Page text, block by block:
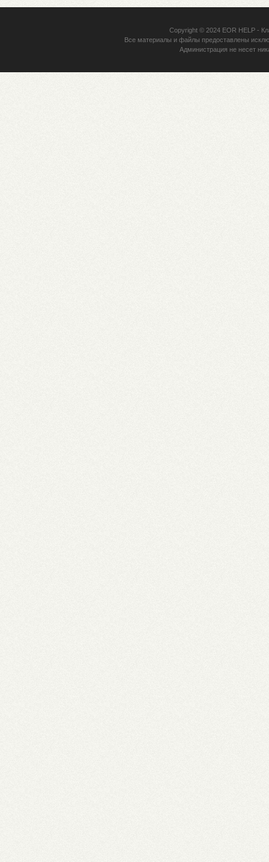
Copyright © 2024 EOR HELP-
Все материалы и файлы предоставлены
Администрация не несет